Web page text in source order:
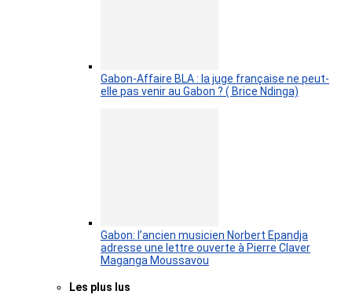
Gabon-Affaire BLA : la juge française ne peut-
elle pas venir au Gabon ? ( Brice Ndinga)
Gabon: l’ancien musicien Norbert Epandja
adresse une lettre ouverte à Pierre Claver
Maganga Moussavou
Les plus lus